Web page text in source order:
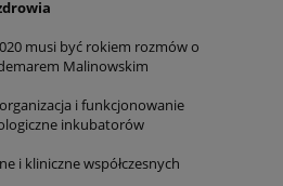
musi być rokiem rozmów o
Malinowskim
i funkcjonowanie
inkubatorów
i kliniczne współczesnych